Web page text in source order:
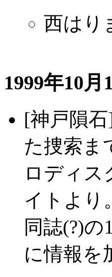
西はり
1999年10月
[神戸隕
た捜索ま
ロディス
イトより。
同誌(?)
に情報を